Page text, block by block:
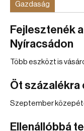
Gazdaság
Fejlesztenék
Nyíracsádon
Több eszközt is
Öt százalékra
Szeptember
Ellenállóbbá